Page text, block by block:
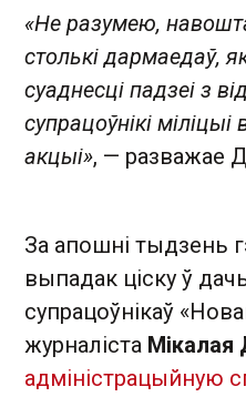
«Не разумею,
столькі дармаедаў,
суаднесці падзеі з
супрацоўнікі
акцыі», — разважае
За апошні тыдзень
выпадак ціску ў
супрацоўнікаў
журналіста Мікалая
адміністрацыйную